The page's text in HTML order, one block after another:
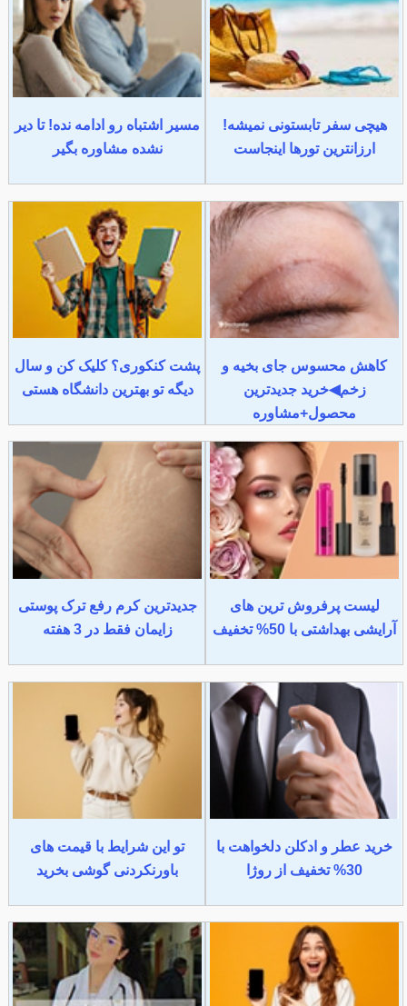
هیچی سفر تابستونی نمیشه!
ارزانترین تورها اینجاست
مسیر اشتباه رو ادامه نده! تا دیر
نشده مشاوره بگیر
کاهش محسوس جای بخیه و
زخم◀خرید جدیدترین
محصول+مشاوره
پشت کنکوری؟ کلیک کن و سال
دیگه تو بهترین دانشگاه هستی
لیست پرفروش ترین های
آرایشی بهداشتی با 50% تخفیف
جدیدترین کرم رفع ترک پوستی
زایمان فقط در 3 هفته
خرید عطر و ادکلن دلخواهت با
30% تخفیف از روژا
تو این شرایط با قیمت های
باورنکردنی گوشی بخرید